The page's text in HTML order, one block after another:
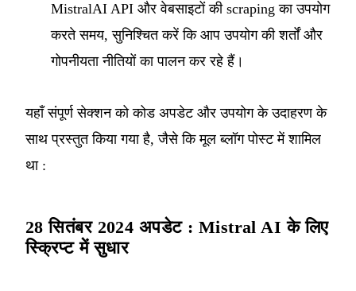
MistralAI API और वेबसाइटों की scraping का उपयोग
करते समय, सुनिश्चित करें कि आप उपयोग की शर्तों और
गोपनीयता नीतियों का पालन कर रहे हैं।
यहाँ संपूर्ण सेक्शन को कोड अपडेट और उपयोग के उदाहरण के
साथ प्रस्तुत किया गया है, जैसे कि मूल ब्लॉग पोस्ट में शामिल
था :
28 सितंबर 2024 अपडेट : Mistral AI के लिए
स्क्रिप्ट में सुधार